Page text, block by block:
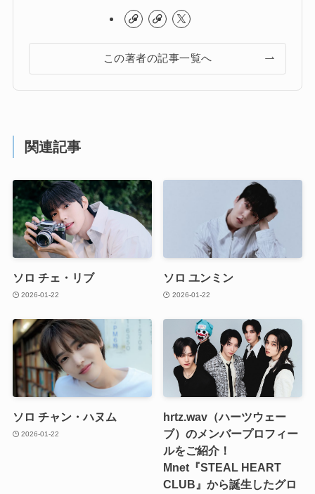
この著者の記事一覧へ
関連記事
ソロ チェ・リブ
2026-01-22
ソロ ユンミン
2026-01-22
ソロ チャン・ハヌム
2026-01-22
hrtz.wav（ハーツウェー
ブ）のメンバープロフィー
ルをご紹介！
Mnet『STEAL HEART
CLUB』から誕生したグロ